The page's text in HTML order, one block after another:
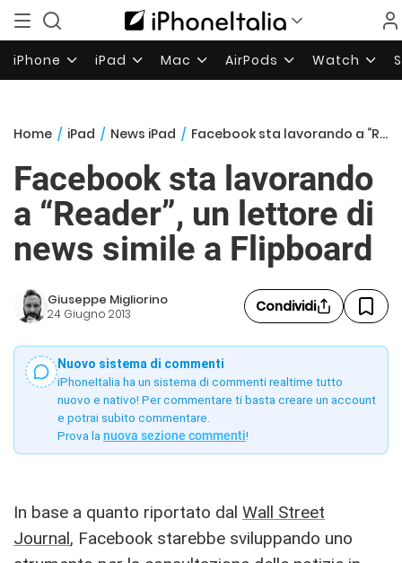
iPhone iPad Mac AirPods Watch
Home / iPad / News iPad / Facebook sta lavorando a “Reader”, un lettore di news simile a Flipboard
Facebook sta lavorando
a “Reader”, un lettore di
news simile a Flipboard
Giuseppe Migliorino
24 Giugno 2013 Condividi
Nuovo sistema di commenti
iPhoneItalia ha un sistema di commenti realtime tutto
nuovo e nativo! Per commentare ti basta creare un account
e potrai subito commentare.
Prova la nuova sezione commenti!
In base a quanto riportato dal Wall Street
Journal, Facebook starebbe sviluppando uno